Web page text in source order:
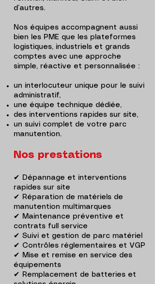
d’autres.
Nos équipes accompagnent aussi
bien les PME que les plateformes
logistiques, industriels et grands
comptes avec une approche
simple, réactive et personnalisée :
un interlocuteur unique pour le suivi
administratif,
une équipe technique dédiée,
des interventions rapides sur site,
un suivi complet de votre parc
manutention.
Nos prestations
✔ Dépannage et interventions
rapides sur site
✔ Réparation de matériels de
manutention multimarques
✔ Maintenance préventive et
contrats full service
✔ Suivi et gestion de parc matériel
✔ Contrôles réglementaires et VGP
✔ Mise et remise en service des
équipements
✔ Remplacement de batteries et